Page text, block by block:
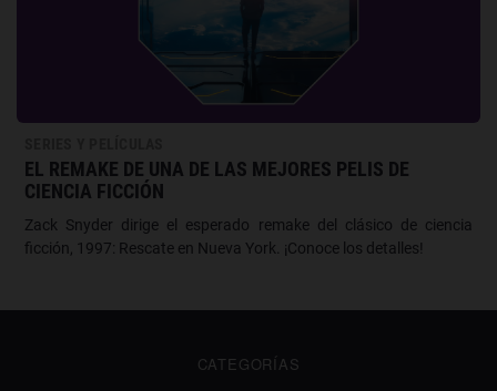
EL REMAKE DE UNA DE LAS MEJORES PELIS DE
CIENCIA FICCIÓN
Zack Snyder dirige el esperado remake del clásico de ciencia
ficción, 1997: Rescate en Nueva York. ¡Conoce los detalles!
CATEGORÍAS